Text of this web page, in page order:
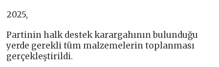
2025,
Partinin halk destek karargahının bulunduğu
yerde gerekli tüm malzemelerin toplanması
gerçekleştirildi.